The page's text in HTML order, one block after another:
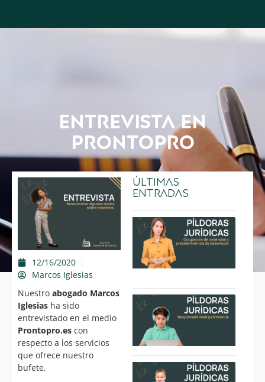
Entrevista en
Prontopro
12/16/2020
Marcos Iglesias
Nuestro abogado Marcos
Iglesias ha sido
entrevistado en el medio
Prontopro.es con
respecto a los servicios
que ofrece nuestro
bufete.
Últimas
entradas